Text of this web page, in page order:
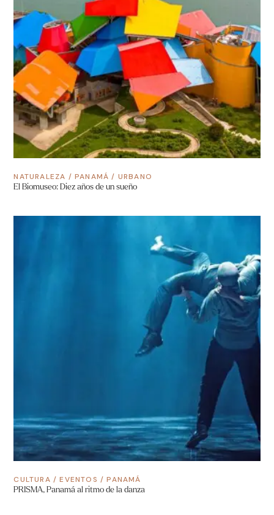
NATURALEZA /PANAMÁ / URBANO
El Biomuseo: Diez años de un sueño
CULTURA /EVENTOS /PANAMÁ
PRISMA, Panamá al ritmo de la danza